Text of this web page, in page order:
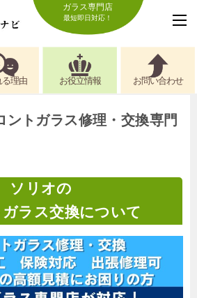
ガラス専門店
最短即日対応！
る理由 お役立情報 お問い合わせ
ントガラス修理・交換専門
ソリオの
ラス交換について